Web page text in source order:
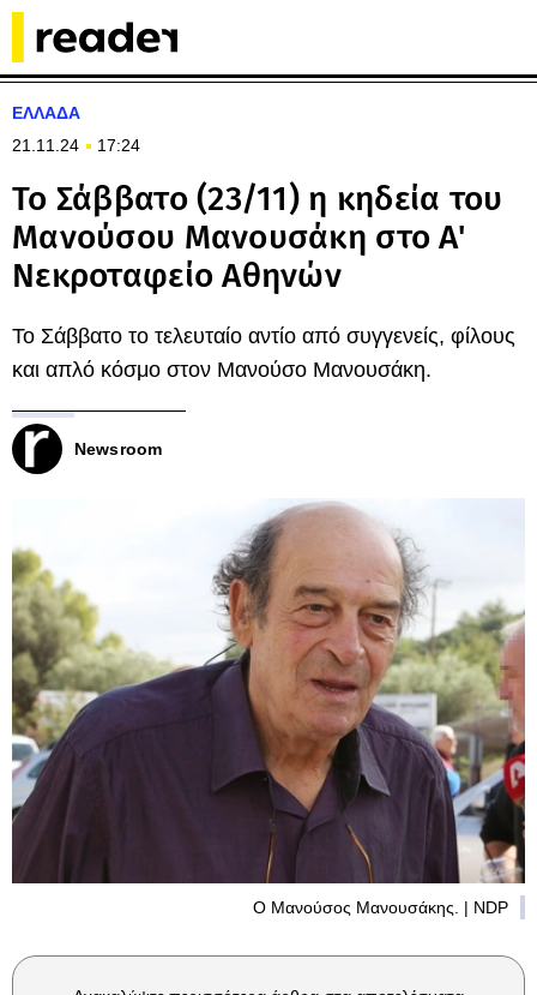
ΕΛΛΑΔΑ
21.11.24
17:24
Το Σάββατο (23/11) η κηδεία του
Μανούσου Μανουσάκη στο Α'
Νεκροταφείο Αθηνών
Το Σάββατο το τελευταίο αντίο από συγγενείς, φίλους
και απλό κόσμο στον Μανούσο Μανουσάκη.
Newsroom
Ο Μανούσος Μανουσάκης. | NDP